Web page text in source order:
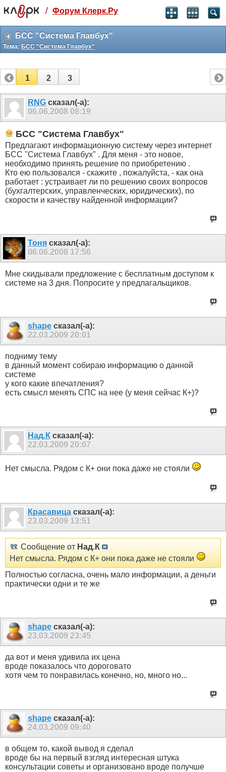
Святые угодники, Клерк без рекламы
прекрасен:)
месяц
3 месяца
259 ₽
-10%
полгода
499 ₽
-15%
Отмена Оплатить
/ Форум Клерк.Ру
БСС "Система Главбух"
Тема: БСС "Система Главбух"
1 2 3
RNG сказал(-а):
06.06.2008 08:19
БСС "Система Главбух"
Предлагают информационную систему через интернет
БСС "Система Главбух" . Для меня - это новое,
необходимо принять решение по приобретению .
Кто ею пользовался - скажите , пожалуйста, - как она
работает : устраивает ли по решению своих вопросов
(бухгалтерских, управленческих, юридических), по
скорости и качеству найденной информации?
Тоня сказал(-а):
06.06.2008 17:56
Мне скидывали предложение с бесплатным доступом к
системе на 3 дня. Попросите у предлагальщиков.
shape сказал(-а):
22.03.2009 20:01
подниму тему
в данный момент собираю информацию о данной
системе
у кого какие впечатления?
есть смысл менять СПС на нее (у меня сейчас К+)?
Над.К сказал(-а):
22.03.2009 20:07
Нет смысла. Рядом с К+ они пока даже не стояли
Красавица сказал(-а):
23.03.2009 13:51
Сообщение от Над.К
Нет смысла. Рядом с К+ они пока даже не стояли
Полностью согласна, очень мало информации, а деньги
практически одни и те же
shape сказал(-а):
23.03.2009 23:45
да вот и меня удивила их цена
вроде показалось что дороговато
хотя чем то понравилась конечно, но, много но...
shape сказал(-а):
24.03.2009 09:40
в общем то, какой вывод я сделал
вроде бы на первый взгляд интересная штука
консультации советы и организовано вроде получше